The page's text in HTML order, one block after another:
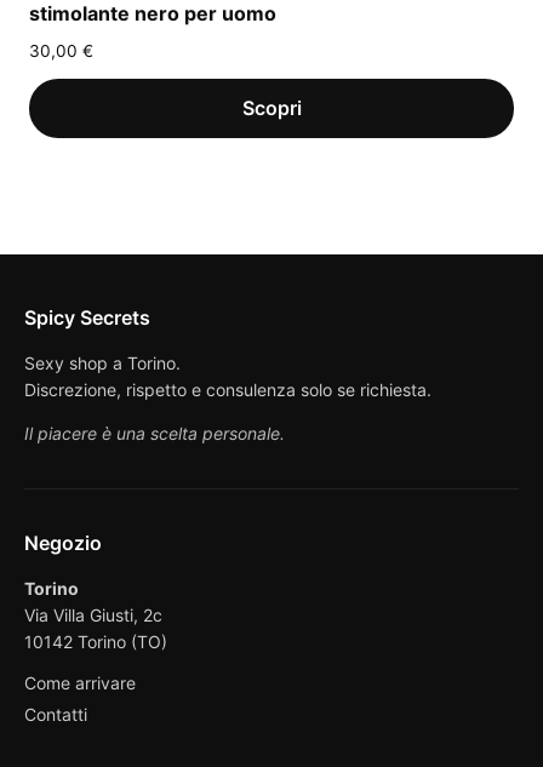
stimolante nero per uomo
30,00 €
Spicy Secrets
Sexy shop a Torino.
Discrezione, rispetto e consulenza solo se richiesta.
Il piacere è una scelta personale.
Negozio
Torino
Via Villa Giusti, 2c
10142 Torino (TO)
Come arrivare
Contatti